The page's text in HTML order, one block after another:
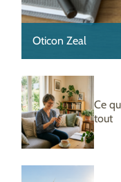
Oticon Zeal
Ce
tout